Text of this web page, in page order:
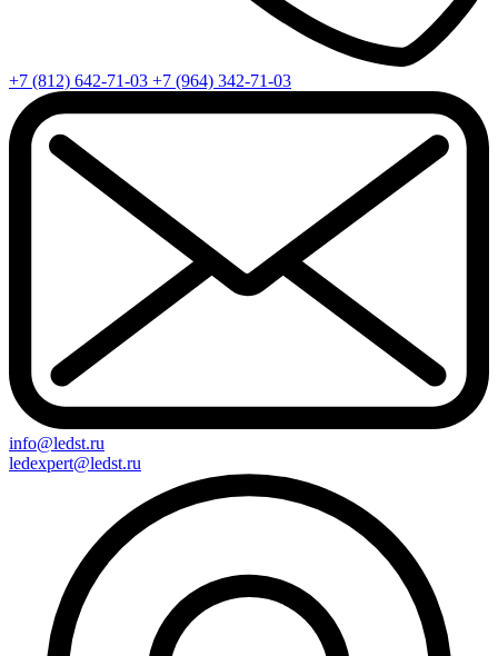
+7 (812) 642-71-03 +7 (964) 342-71-03
info@ledst.ru
ledexpert@ledst.ru